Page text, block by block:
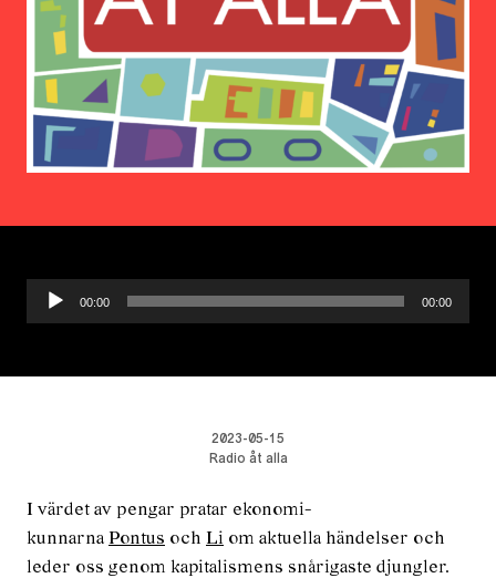
Ljudspelare
00:00 00:00
2023-05-15
Radio åt alla
I värdet av pengar pratar ekonomi-
kunnarna Pontus och Li om aktuella händelser och
leder oss genom kapitalismens snårigaste djungler.